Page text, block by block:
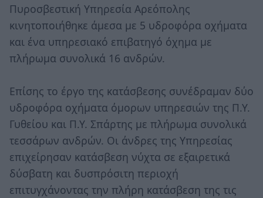
Πυροσβεστική Υπηρεσία Αρεόπολης
κινητοποιήθηκε άμεσα με 5 υδροφόρα οχήματα
και ένα υπηρεσιακό επιβατηγό όχημα με
πλήρωμα συνολικά 16 ανδρών.
Επίσης το έργο της κατάσβεσης συνέδραμαν δύο
υδροφόρα οχήματα όμορων υπηρεσιών της Π.Υ.
Γυθείου και Π.Υ. Σπάρτης με πλήρωμα συνολικά
τεσσάρων ανδρών. Οι άνδρες της Υπηρεσίας
επιχείρησαν κατάσβεση νύχτα σε εξαιρετικά
δύσβατη και δυσπρόσιτη περιοχή
επιτυγχάνοντας την πλήρη κατάσβεση της τις